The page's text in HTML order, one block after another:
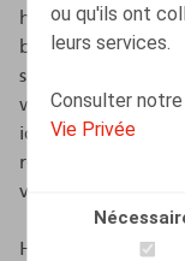
ou qu'ils ont
leurs services.
Consulter
Vie Privée
het debat van de
bod kwamen op
spreker Professor
waaronder onze
identificeerden de
reikten
voor
Herbekijk de